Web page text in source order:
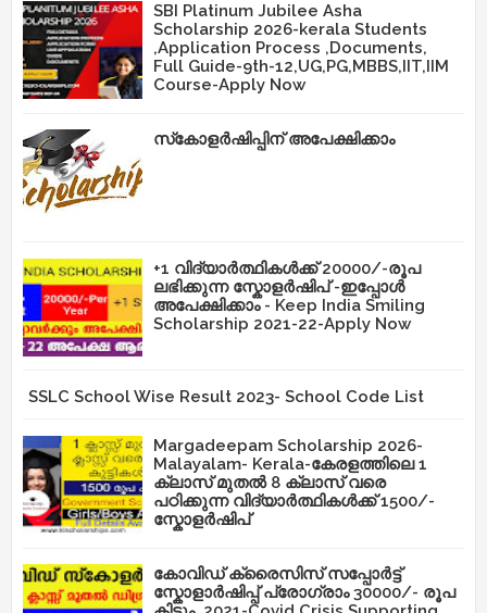
SBI Platinum Jubilee Asha
Scholarship 2026-kerala Students
,Application Process ,Documents,
Full Guide-9th-12,UG,PG,MBBS,IIT,IIM
Course-Apply Now
സ്‌കോളർഷിപ്പിന് അപേക്ഷിക്കാം
+1 വിദ്യാർത്ഥികൾക്ക് 20000/-രൂപ
ലഭിക്കുന്ന സ്കോളർഷിപ് -ഇപ്പോൾ
അപേക്ഷിക്കാം - Keep India Smiling
Scholarship 2021-22-Apply Now
SSLC School Wise Result 2023- School Code List
Margadeepam Scholarship 2026-
Malayalam- Kerala-കേരളത്തിലെ 1
ക്ലാസ് മുതൽ 8 ക്ലാസ് വരെ
പഠിക്കുന്ന വിദ്യാർത്ഥികൾക്ക് 1500/-
സ്കോളർഷിപ്
കോവിഡ് ക്രൈസിസ് സപ്പോർട്ട്
സ്കോളാർഷിപ്പ് പ്രോഗ്രാം 30000/- രൂപ